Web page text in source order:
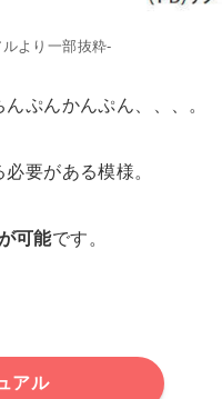
より一部抜粋-
ぷんかんぷん、、、。
要がある模様。
可能です。
アル